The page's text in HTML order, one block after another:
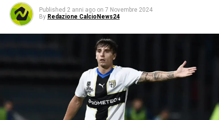
Published 2 anni ago on 7 Novembre 2024
By Redazione CalcioNews24